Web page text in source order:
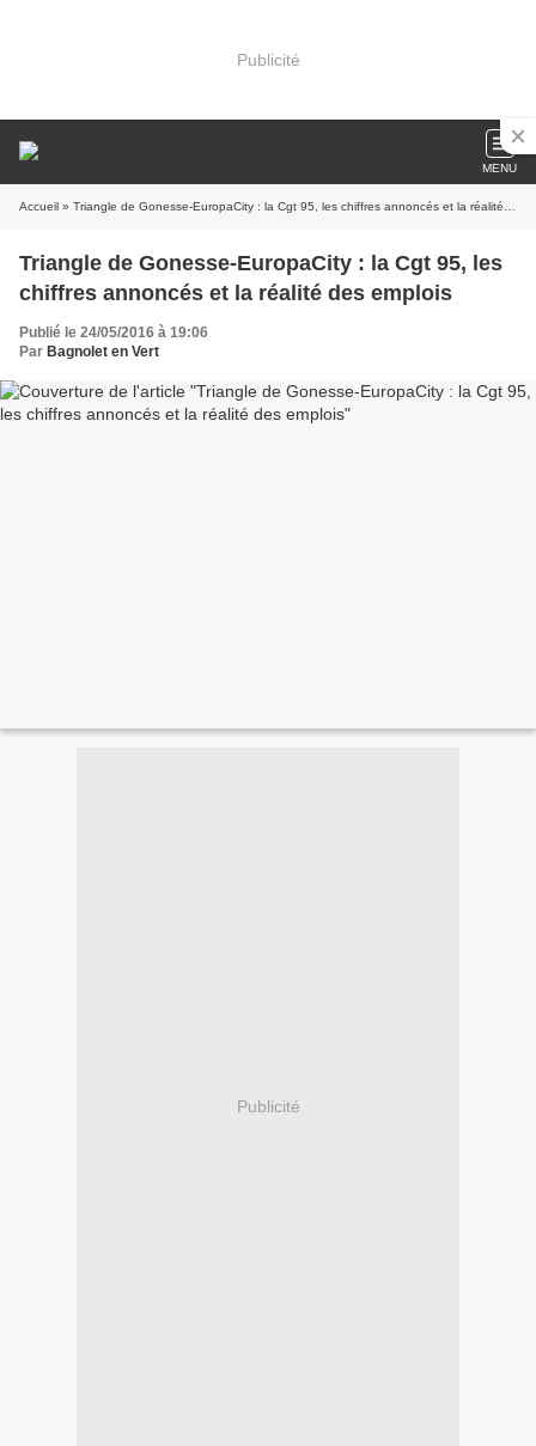
Publicité
MENU
Accueil » Triangle de Gonesse-EuropaCity : la Cgt 95, les chiffres annoncés et la réalité des emplois
Triangle de Gonesse-EuropaCity : la Cgt 95, les
chiffres annoncés et la réalité des emplois
Publié le 24/05/2016 à 19:06
Par Bagnolet en Vert
Publicité